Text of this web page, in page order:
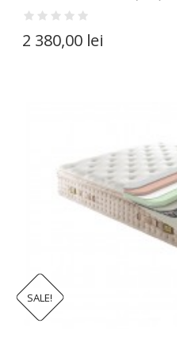
2 380,00 lei
SALE!